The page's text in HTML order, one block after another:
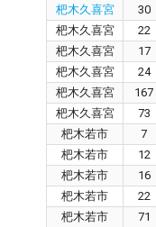
杷木久喜宮
30
杷木久喜宮
22
杷木久喜宮
17
杷木久喜宮
24
杷木久喜宮
167
杷木久喜宮
73
杷木若市
7
杷木若市
12
杷木若市
16
杷木若市
22
杷木若市
71